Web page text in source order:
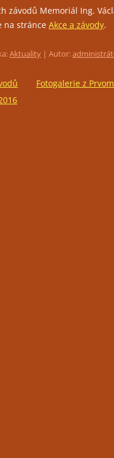
závodů Memoriál Ing.
na stránce Akce a závody.
Aktuality | Autor:
Fotogalerie z